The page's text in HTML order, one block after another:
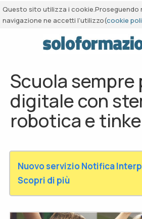
Questo sito utilizza i cookie.Proseguendo
navigazione ne accetti l’utilizzo(cookie
Scuola sempre
digitale con
robotica e
Nuovo servizio Notifica
Scopri di più